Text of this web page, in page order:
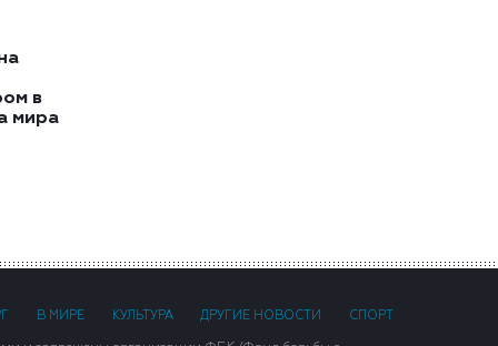
в
мира
В МИРЕ КУЛЬТУРА ДРУГИЕ НОВОСТИ СПОРТ